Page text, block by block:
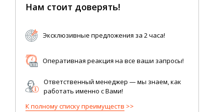
Нам стоит доверять!
Эксклюзивные предложения за 2 часа!
Оперативная реакция на все ваши запросы!
Ответственный менеджер — мы знаем, как
работать именно с Вами!
К полному списку преимуществ